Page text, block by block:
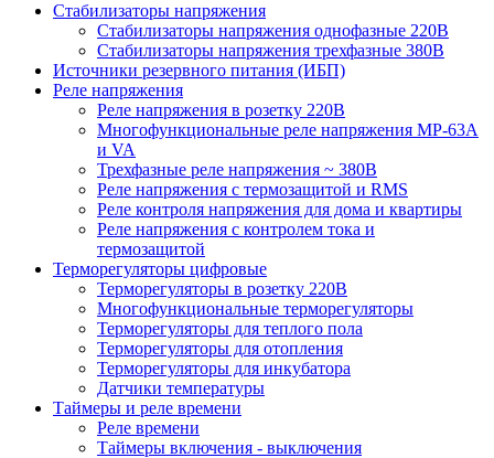
Стабилизаторы напряжения
Cтабилизаторы напряжения однофазные 220В
Стабилизаторы напряжения трехфазные 380В
Источники резервного питания (ИБП)
Реле напряжения
Реле напряжения в розетку 220В
Многофункциональные реле напряжения МР-63А
и VA
Трехфазные реле напряжения ~ 380В
Реле напряжения с термозащитой и RMS
Реле контроля напряжения для дома и квартиры
Реле напряжения с контролем тока и
термозащитой
Терморегуляторы цифровые
Терморегуляторы в розетку 220В
Многофункциональные терморегуляторы
Терморегуляторы для теплого пола
Терморегуляторы для отопления
Терморегуляторы для инкубатора
Датчики температуры
Таймеры и реле времени
Реле времени
Таймеры включения - выключения